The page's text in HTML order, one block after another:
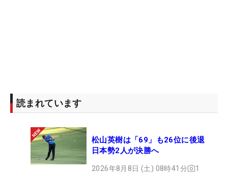
読まれています
松山英樹は「69」も26位に後退
日本勢2人が決勝へ
2026年8月8日 (土) 08時41分 1